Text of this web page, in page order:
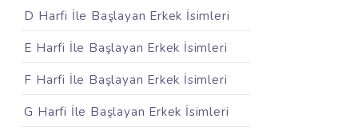
D Harfi İle Başlayan Erkek İsimleri
E Harfi İle Başlayan Erkek İsimleri
F Harfi İle Başlayan Erkek İsimleri
G Harfi İle Başlayan Erkek İsimleri